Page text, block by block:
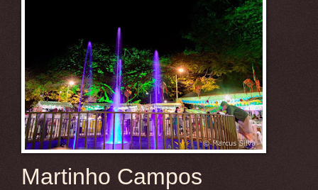
Martinho Campos